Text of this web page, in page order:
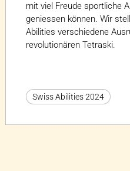
mit viel Freude sportliche
geniessen können. Wir
Abilities verschiedene
revolutionären Tetraski.
Swiss Abilities 2024